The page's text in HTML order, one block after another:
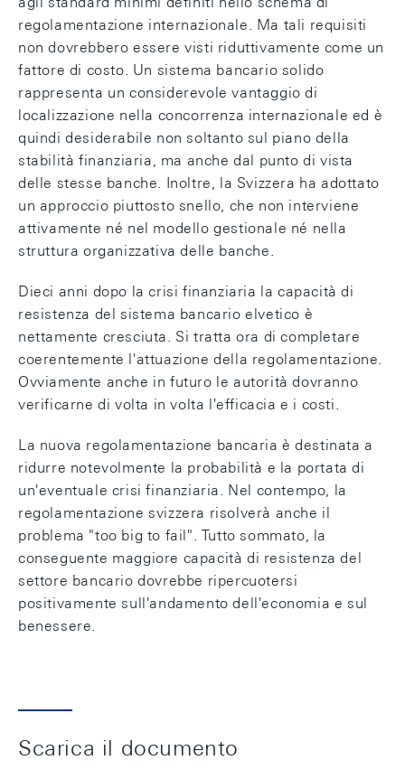
regolamentazione internazionale. Ma tali requisiti
non dovrebbero essere visti riduttivamente come un
fattore di costo. Un sistema bancario solido
rappresenta un considerevole vantaggio di
localizzazione nella concorrenza internazionale ed è
quindi desiderabile non soltanto sul piano della
stabilità finanziaria, ma anche dal punto di vista
delle stesse banche. Inoltre, la Svizzera ha adottato
un approccio piuttosto snello, che non interviene
attivamente né nel modello gestionale né nella
struttura organizzativa delle banche.
Dieci anni dopo la crisi finanziaria la capacità di
resistenza del sistema bancario elvetico è
nettamente cresciuta. Si tratta ora di completare
coerentemente l'attuazione della regolamentazione.
Ovviamente anche in futuro le autorità dovranno
verificarne di volta in volta l'efficacia e i costi.
La nuova regolamentazione bancaria è destinata a
ridurre notevolmente la probabilità e la portata di
un'eventuale crisi finanziaria. Nel contempo, la
regolamentazione svizzera risolverà anche il
problema "too big to fail". Tutto sommato, la
conseguente maggiore capacità di resistenza del
settore bancario dovrebbe ripercuotersi
positivamente sull'andamento dell'economia e sul
benessere.
Scarica il documento